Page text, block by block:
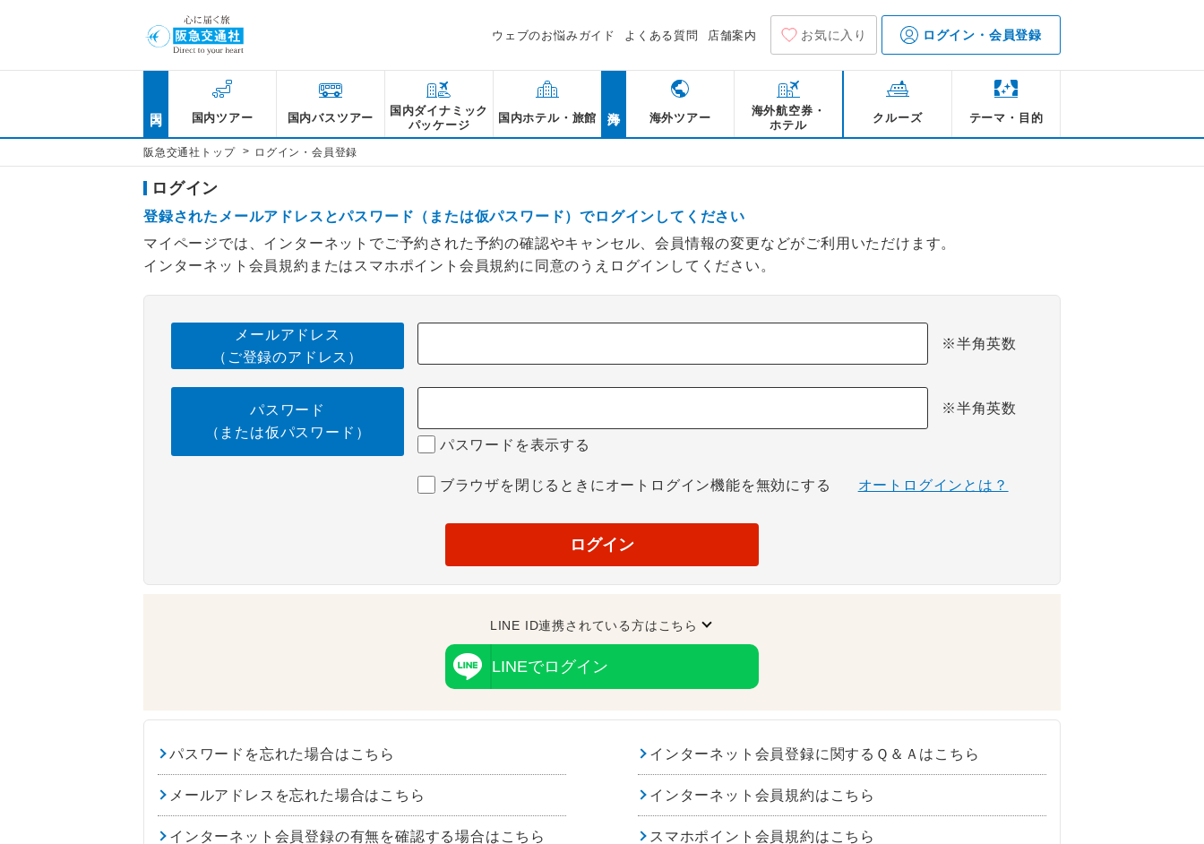
ウェブのお悩みガイド よくある質問 店舗案内 お気に入り ログイン・会員登録
国内ツアー 国内バスツアー
国内ダイナミック
パッケージ
国内ホテル・旅館 海外ツアー
海外航空券・
ホテル
クルーズ テーマ・目的
阪急交通社トップ > ログイン・会員登録
ログイン
登録されたメールアドレスとパスワード（または仮パスワード）でログインしてください
マイページでは、インターネットでご予約された予約の確認やキャンセル、会員情報の変更などがご利用いただけます。
インターネット会員規約またはスマホポイント会員規約に同意のうえログインしてください。
メールアドレス
（ご登録のアドレス）
※半角英数
パスワード
（または仮パスワード）
※半角英数
パスワードを表示する
ブラウザを閉じるときにオートログイン機能を無効にする オートログインとは？
ログイン
LINE ID連携されている方はこちら
LINEでログイン
パスワードを忘れた場合はこちら インターネット会員登録に関するＱ＆Ａはこちら
メールアドレスを忘れた場合はこちら インターネット会員規約はこちら
インターネット会員登録の有無を確認する場合はこちら スマホポイント会員規約はこちら